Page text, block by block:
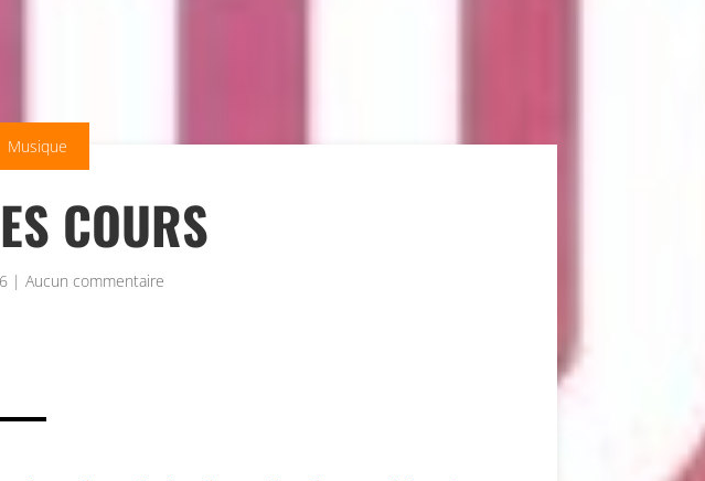
Musique
COURS
| Aucun commentaire